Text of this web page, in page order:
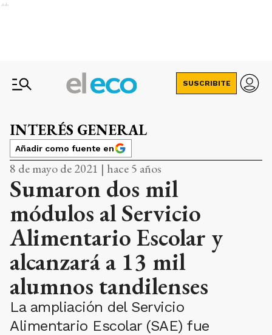
Ads
SUSCRIBITE
INTERÉS GENERAL
Añadir como fuente en
8 de mayo de 2021 | hace 5 años
Sumaron dos mil
módulos al Servicio
Alimentario Escolar y
alcanzará a 13 mil
alumnos tandilenses
La ampliación del Servicio
Alimentario Escolar (SAE) fue